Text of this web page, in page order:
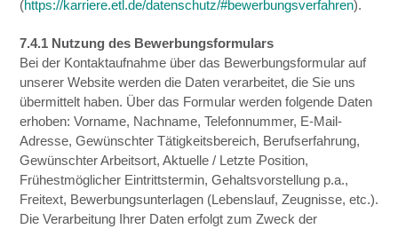
(https://karriere.etl.de/datenschutz/#bewerbungsverfahren).
7.4.1 Nutzung des Bewerbungsformulars
Bei der Kontaktaufnahme über das Bewerbungsformular auf
unserer Website werden die Daten verarbeitet, die Sie uns
übermittelt haben. Über das Formular werden folgende Daten
erhoben: Vorname, Nachname, Telefonnummer, E-Mail-
Adresse, Gewünschter Tätigkeitsbereich, Berufserfahrung,
Gewünschter Arbeitsort, Aktuelle / Letzte Position,
Frühestmöglicher Eintrittstermin, Gehaltsvorstellung p.a.,
Freitext, Bewerbungsunterlagen (Lebenslauf, Zeugnisse, etc.).
Die Verarbeitung Ihrer Daten erfolgt zum Zweck der